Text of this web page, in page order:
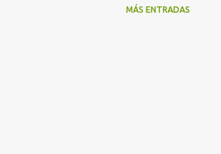
MÁS ENTRADAS